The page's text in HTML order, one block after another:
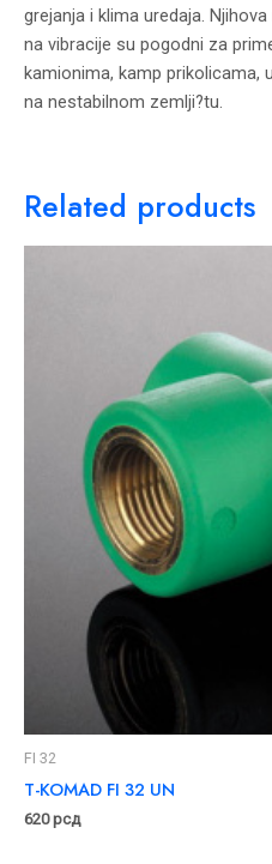
grejanja i klima uredaja.
na vibracije su pogodni za
kamionima, kamp prikolicama,
na nestabilnom zemlji?tu.
Related products
FI 32
T-KOMAD FI 32 UN
620рсд